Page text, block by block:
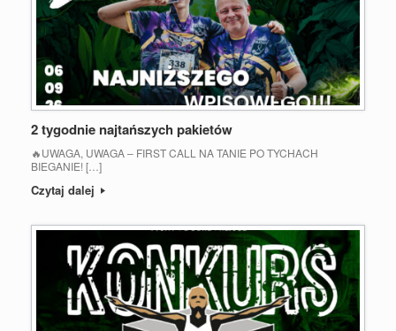
2 tygodnie najtańszych pakietów
🔥UWAGA, UWAGA – FIRST CALL NA TANIE PO TYCHACH
BIEGANIE! […]
Czytaj dalej